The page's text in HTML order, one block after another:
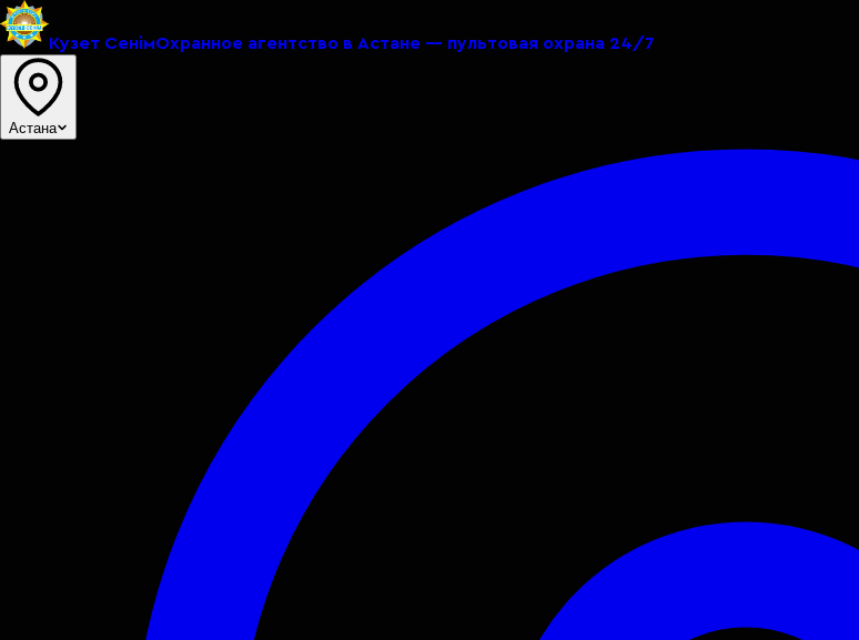
Кузет СенiмОхранное агентство в Астане — пультовая охрана 24/7
Астана